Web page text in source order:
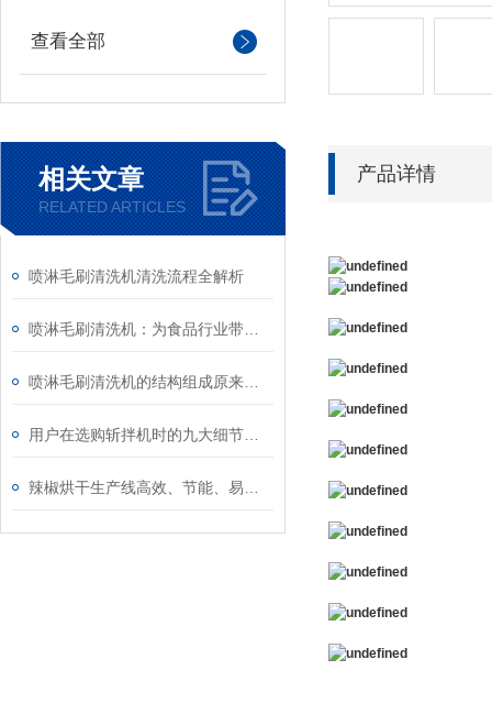
查看全部
相关文章
RELATED ARTICLES
喷淋毛刷清洗机清洗流程全解析
产品详情